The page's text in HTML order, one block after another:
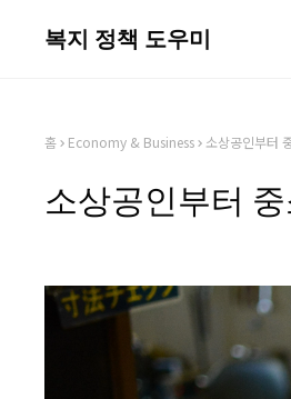
복지 정책 도우미
홈 Economy & Business 소상공인부터
소상공인부터